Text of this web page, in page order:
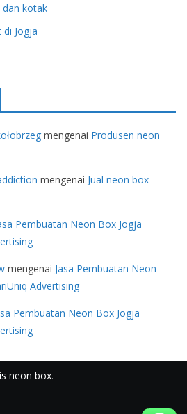
dan kotak
Jogja
mengenai Produsen neon
mengenai Jual neon box
Pembuatan Neon Box Jogja
mengenai Jasa Pembuatan Neon
Advertising
Pembuatan Neon Box Jogja
neon box.